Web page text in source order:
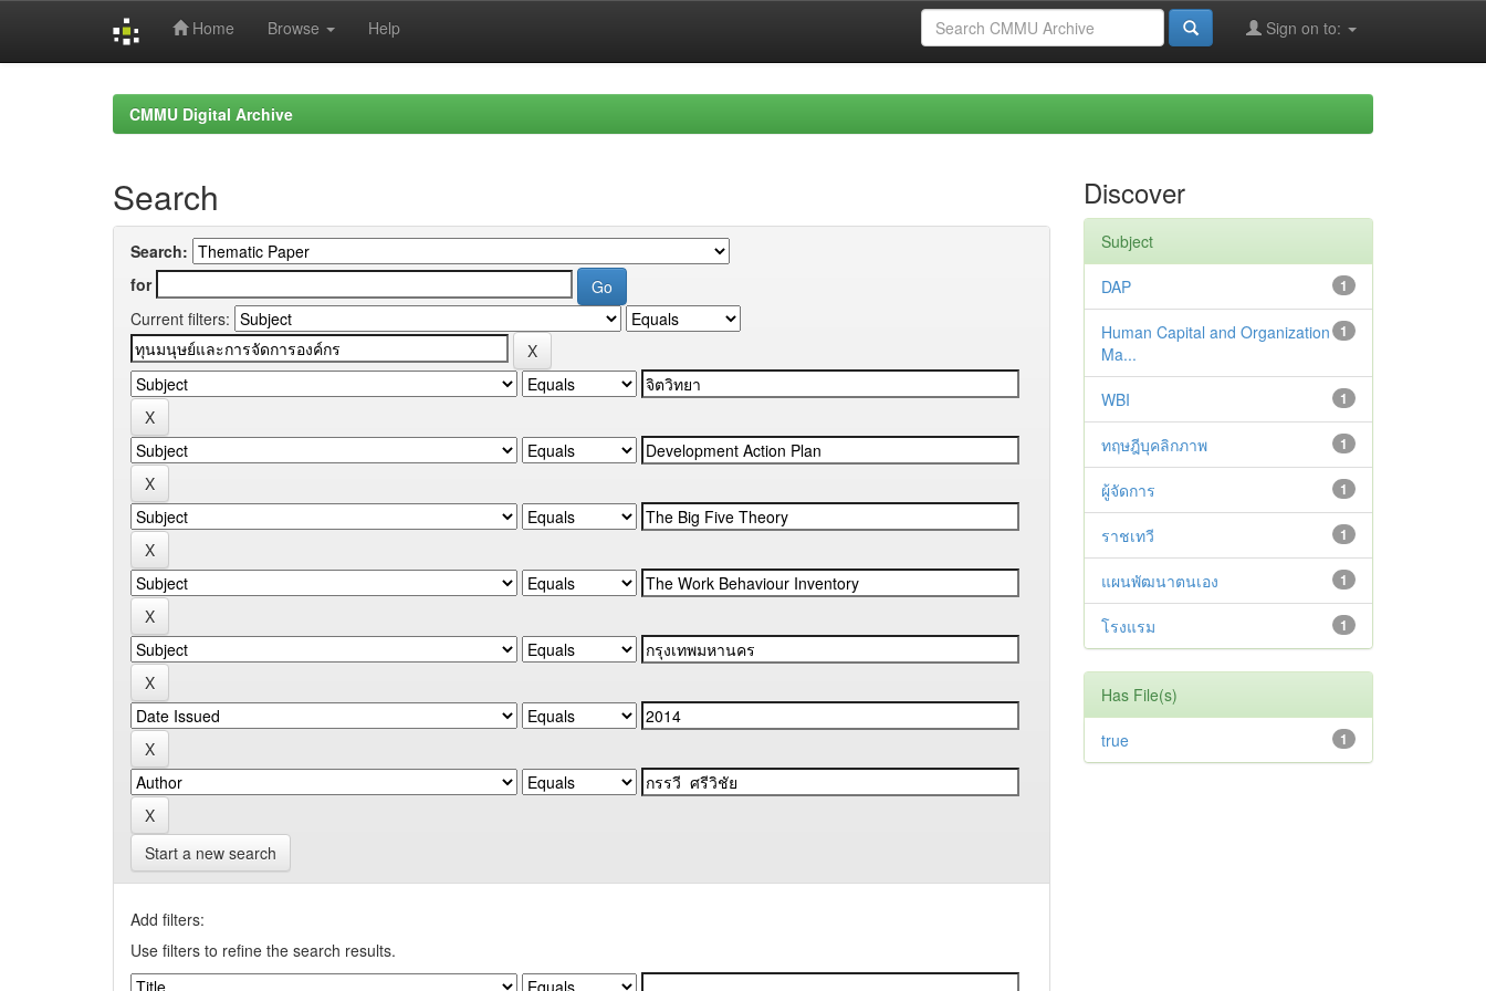
Home Browse Help Sign on to:
CMMU Digital Archive
Search
Search:
for
Current filters:
Start a new search
Add filters:
Use filters to refine the search results.
Discover
Subject
1
DAP
1
Human Capital and Organization
Ma...
1
WBI
1
ทฤษฎีบุคลิกภาพ
1
ผู้จัดการ
1
ราชเทวี
1
แผนพัฒนาตนเอง
1
โรงแรม
Has File(s)
1
true